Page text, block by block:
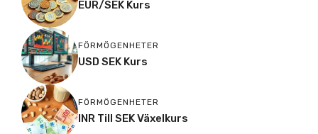
EUR/SEK Kurs
FÖRMÖGENHETER
USD SEK Kurs
FÖRMÖGENHETER
INR Till SEK Växelkurs